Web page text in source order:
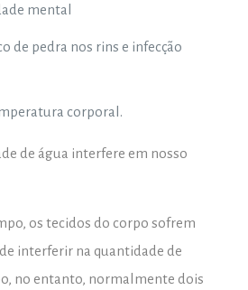
mental
de pedra nos rins e infecção
corporal.
de água interfere em nosso
os tecidos do corpo sofrem
interferir na quantidade de
no entanto, normalmente dois